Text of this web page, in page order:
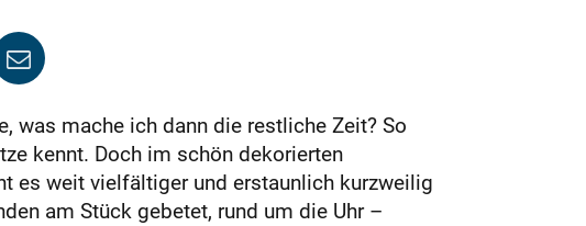
was mache ich dann die restliche Zeit? So
kennt. Doch im schön dekorierten
es weit vielfältiger und erstaunlich kurzweilig
am Stück gebetet, rund um die Uhr –